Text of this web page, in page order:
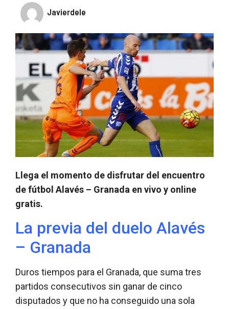
Javierdele
Llega el momento de disfrutar del encuentro
de fútbol Alavés – Granada en vivo y online
gratis.
La previa del duelo Alavés
– Granada
Duros tiempos para el Granada, que suma tres
partidos consecutivos sin ganar de cinco
disputados y que no ha conseguido una sola